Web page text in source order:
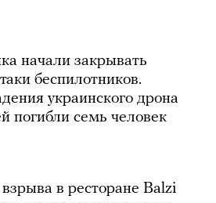
начали закрывать
беспилотников.
украинского дрона
погибли семь человек
взрыва в ресторане Balzi